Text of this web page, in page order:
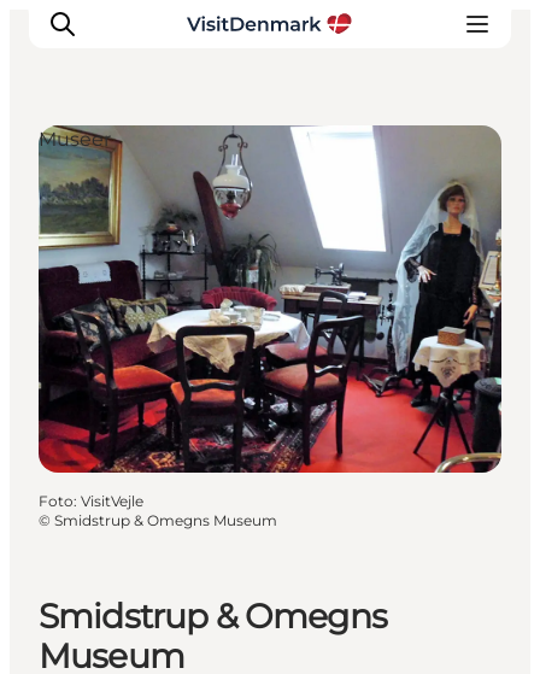
Inspiration
Destinationer
Oplevelser
Overnatning
Planlæg ferien
Smidstrup & Omegns
Museum
Museer
Foto: VisitVejle
© Smidstrup & Omegns Museum